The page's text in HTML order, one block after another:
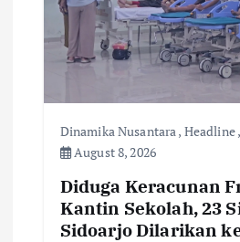
Dinamika Nusantara, Headline
August 8, 2026
Diduga Keracunan
Kantin Sekolah, 23
Sidoarjo Dilarikan